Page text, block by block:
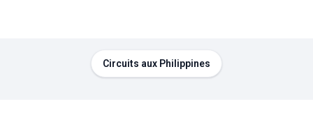
Circuits aux Philippines